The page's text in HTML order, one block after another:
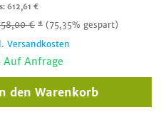
612,61 €
€ * (75,35% gespart)
Versandkosten
Auf Anfrage
den Warenkorb